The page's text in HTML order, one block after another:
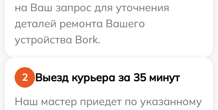
на Ваш запрос для уточнения
деталей ремонта Вашего
устройства Bork.
2
Выезд курьера за 35 минут
Наш мастер приедет по указанному